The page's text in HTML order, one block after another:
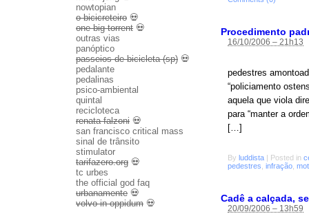
Procedimento
16/10/2006 – 21h13
pedestres
“policiamento
aquela que viola
para “manter a
[…]
By luddista | Posted in
pedestres infração
Cadê a calçada,
20/09/2006 – 13h59
nowtopian
o bicicreteiro 💀
one big torrent 💀
outras vias
panóptico
passeios de bicicleta (sp) 💀
pedalante
pedalinas
psico-ambiental
quintal
recicloteca
renata falzoni 💀
san francisco critical mass
sinal de trânsito
stimulator
tarifazero.org 💀
tc urbes
the official god faq
urbanamente 💀
volvo in oppidum 💀